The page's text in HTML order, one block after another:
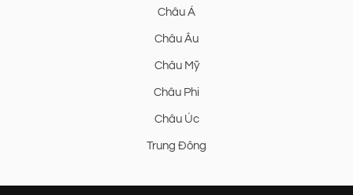
Châu Á
Châu Âu
Châu Mỹ
Châu Phi
Châu Úc
Trung Đông